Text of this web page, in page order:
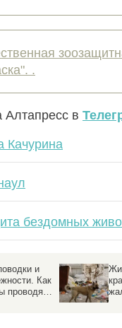
.
в
Качурина
бездомных
и
Как
проводят